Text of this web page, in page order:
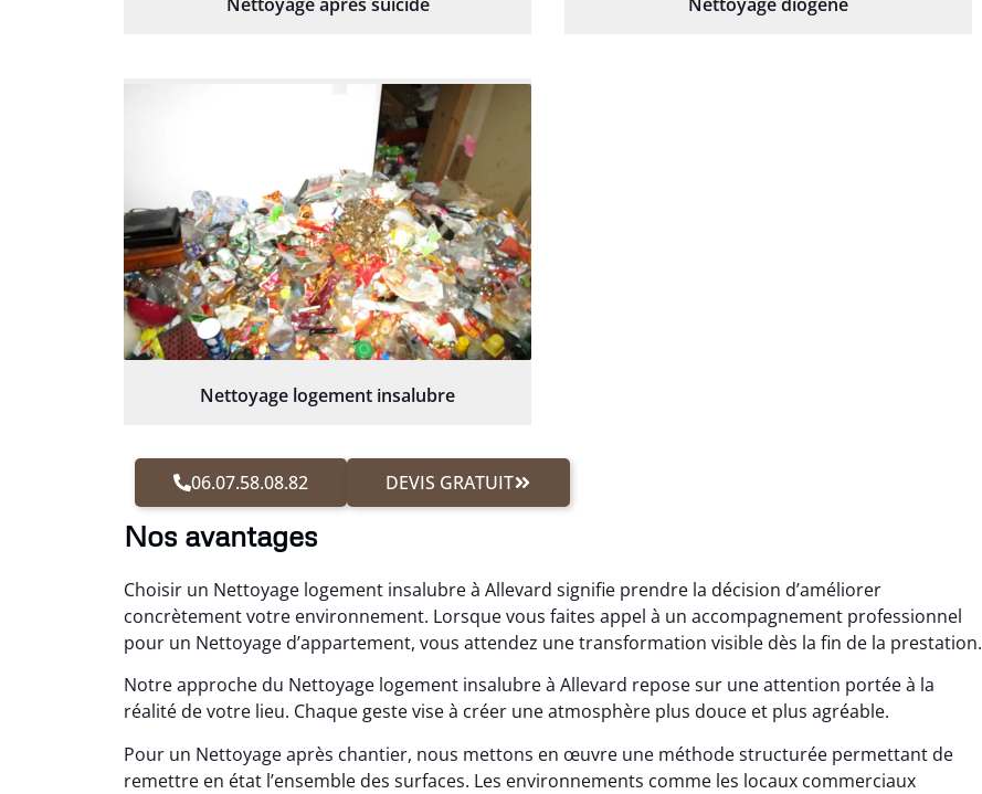
Nettoyage logement insalubre
06.07.58.08.82 DEVIS GRATUIT
Nos avantages
Choisir un Nettoyage logement insalubre à Allevard signifie prendre la décision d’améliorer
concrètement votre environnement. Lorsque vous faites appel à un accompagnement professionnel
pour un Nettoyage d’appartement, vous attendez une transformation visible dès la fin de la prestation.
Notre approche du Nettoyage logement insalubre à Allevard repose sur une attention portée à la
réalité de votre lieu. Chaque geste vise à créer une atmosphère plus douce et plus agréable.
Pour un Nettoyage après chantier, nous mettons en œuvre une méthode structurée permettant de
remettre en état l’ensemble des surfaces. Les environnements comme les locaux commerciaux